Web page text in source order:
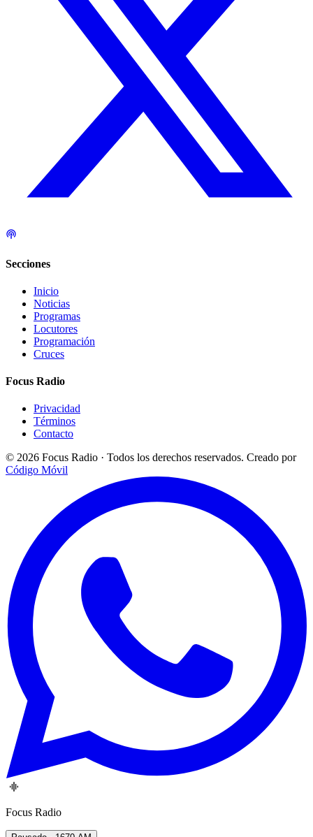
Secciones
Inicio
Noticias
Programas
Locutores
Programación
Cruces
Focus Radio
Privacidad
Términos
Contacto
© 2026 Focus Radio · Todos los derechos reservados. Creado por
Código Móvil
Focus Radio